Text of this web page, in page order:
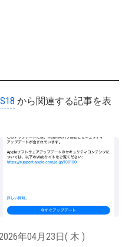
から関連する記事を表
年04月23日( 木 )